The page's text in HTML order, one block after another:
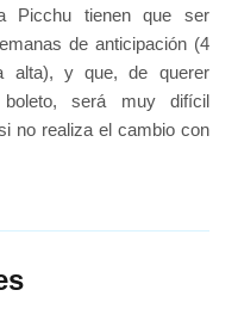
Picchu tienen que ser
de anticipación (4
alta), y que, de querer
será muy difícil
no realiza el cambio con